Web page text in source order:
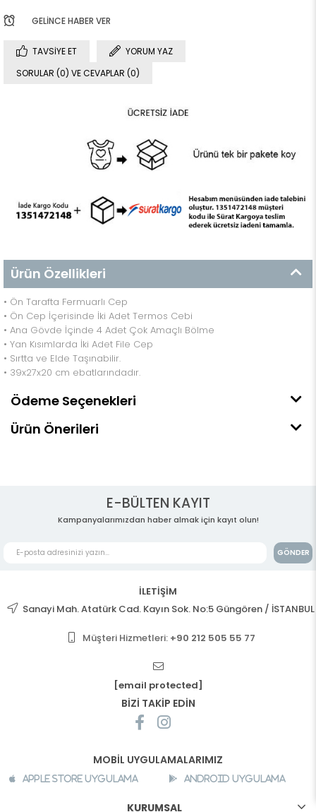
GELINCE HABER VER
TAVSIYE ET
YORUM YAZ
SORULAR (0) VE CEVAPLAR (0)
Ürün Özellikleri
• Ön Tarafta Fermuarlı Cep
• Ön Cep İçerisinde İki Adet Termos Cebi
• Ana Gövde İçinde 4 Adet Çok Amaçlı Bölme
• Yan Kısımlarda İki Adet File Cep
• Sırtta ve Elde Taşınabilir.
• 39x27x20 cm ebatlarındadır.
Ödeme Seçenekleri
Ürün Önerileri
E-BÜLTEN KAYIT
Kampanyalarımızdan haber almak için kayıt olun!
GÖNDER
İLETİŞİM
Sanayi Mah. Atatürk Cad. Kayın Sok. No:5 Güngören / İSTANBUL
Müşteri Hizmetleri: +90 212 505 55 77
[email protected]
BİZİ TAKİP EDİN
MOBİL UYGULAMALARIMIZ
Apple Store Uygulama Android Uygulama
KURUMSAL